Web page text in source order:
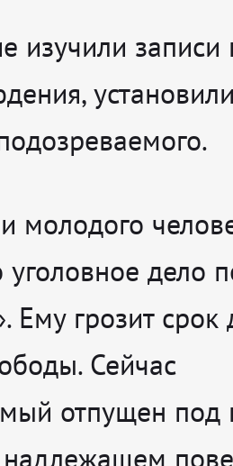
изучили записи
молодого
дело
грозит срок
Сейчас
отпущен под